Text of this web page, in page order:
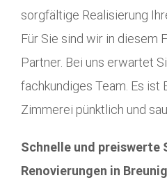
sorgfältige Realisierung
Für Sie sind wir in diesem
Partner. Bei uns erwartet
fachkundiges Team. Es ist
Zimmerei pünktlich und
Schnelle und preiswerte
Renovierungen in